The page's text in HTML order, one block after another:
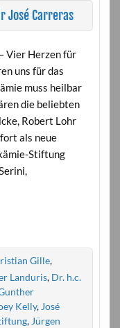
José Carreras
Vier Herzen für
uns für das
muss heilbar
die beliebten
Robert Lohr
als neue
Stiftung
Gille,
Landuris, Dr. h.c.
Kelly, José
, Jürgen